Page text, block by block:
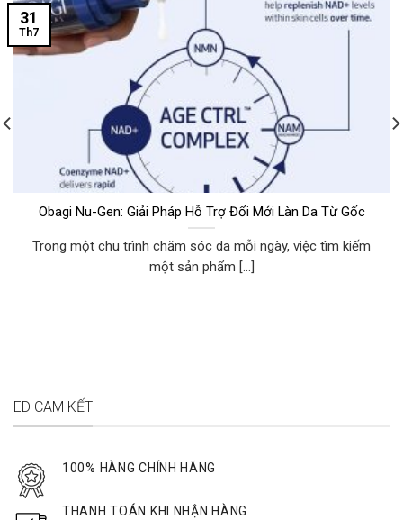
Obagi Nu-Gen: Giải Pháp Hỗ Trợ Đổi Mới Làn Da Từ Gốc
Trong một chu trình chăm sóc da mỗi ngày, việc tìm kiếm
một sản phẩm [...]
31
Th7
ED CAM KẾT
100% HÀNG CHÍNH HÃNG
THANH TOÁN KHI NHẬN HÀNG